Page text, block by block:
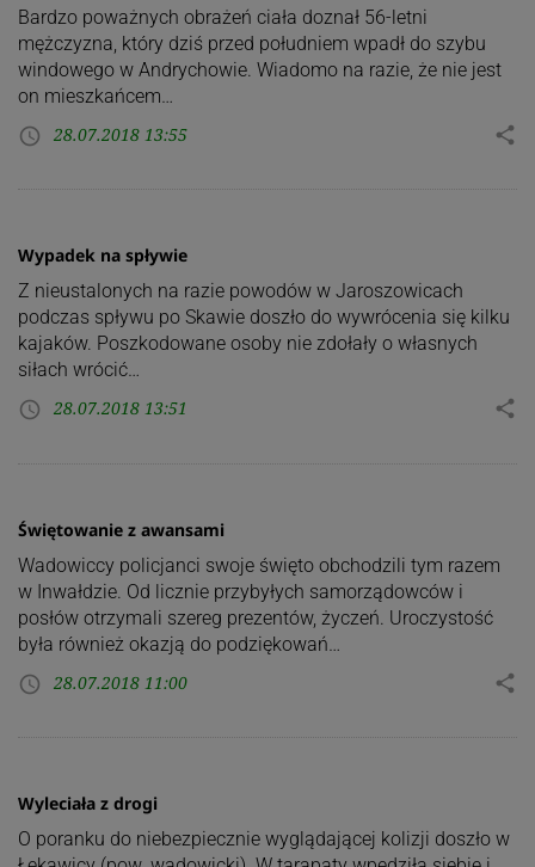
Bardzo poważnych obrażeń ciała doznał 56-letni
mężczyzna, który dziś przed południem wpadł do szybu
windowego w Andrychowie. Wiadomo na razie, że nie jest
on mieszkańcem…
access_time 28.07.2018 13:55 share
Wypadek na spływie
Z nieustalonych na razie powodów w Jaroszowicach
podczas spływu po Skawie doszło do wywrócenia się kilku
kajaków. Poszkodowane osoby nie zdołały o własnych
siłach wrócić…
access_time 28.07.2018 13:51 share
Świętowanie z awansami
Wadowiccy policjanci swoje święto obchodzili tym razem
w Inwałdzie. Od licznie przybyłych samorządowców i
posłów otrzymali szereg prezentów, życzeń. Uroczystość
była również okazją do podziękowań…
access_time 28.07.2018 11:00 share
Wyleciała z drogi
O poranku do niebezpiecznie wyglądającej kolizji doszło w